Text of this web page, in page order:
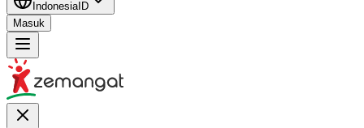
IndonesiaID
Masuk